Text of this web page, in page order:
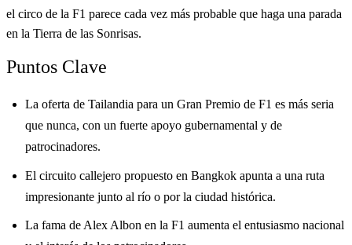
el circo de la F1 parece cada vez más probable que haga una parada
en la Tierra de las Sonrisas.
Puntos Clave
La oferta de Tailandia para un Gran Premio de F1 es más seria
que nunca, con un fuerte apoyo gubernamental y de
patrocinadores.
El circuito callejero propuesto en Bangkok apunta a una ruta
impresionante junto al río o por la ciudad histórica.
La fama de Alex Albon en la F1 aumenta el entusiasmo nacional